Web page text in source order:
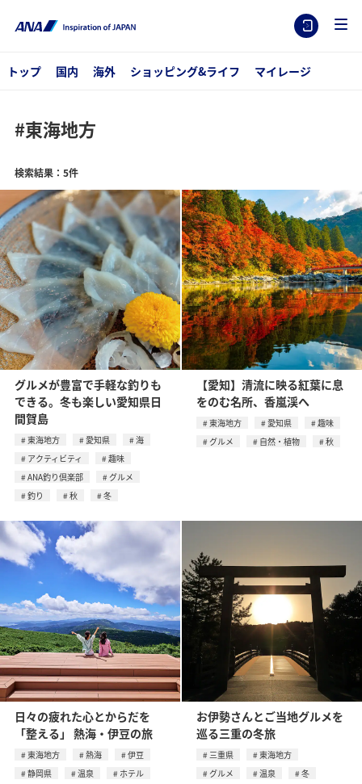
トップ 国内 海外 ショッピング&ライフ マイレージ
#東海地方
検索結果：5件
グルメが豊富で手軽な釣りも
できる。冬も楽しい愛知県日
間賀島
東海地方 愛知県
海
アクティビティ
趣味
ANA釣り倶楽部
グルメ
釣り
秋 冬
【愛知】清流に映る紅葉に息
をのむ名所、⾹嵐渓へ
東海地方 愛知県
趣味
グルメ
自然・植物 秋
日々の疲れた心とからだを
「整える」 熱海・伊豆の旅
東海地方 熱海
伊豆
静岡県
温泉
ホテル
お伊勢さんとご当地グルメを
巡る三重の冬旅
三重県
東海地方
グルメ
温泉 冬